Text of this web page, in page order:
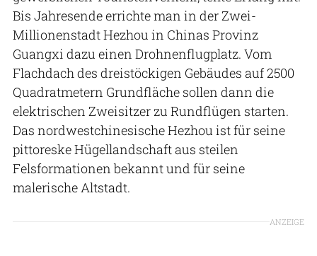
Bis Jahresende errichte man in der Zwei-
Millionenstadt Hezhou in Chinas Provinz
Guangxi dazu einen Drohnenflugplatz. Vom
Flachdach des dreistöckigen Gebäudes auf 2500
Quadratmetern Grundfläche sollen dann die
elektrischen Zweisitzer zu Rundflügen starten.
Das nordwestchinesische Hezhou ist für seine
pittoreske Hügellandschaft aus steilen
Felsformationen bekannt und für seine
malerische Altstadt.
ANZEIGE